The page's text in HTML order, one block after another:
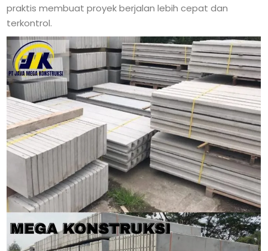
praktis membuat proyek berjalan lebih cepat dan
terkontrol.